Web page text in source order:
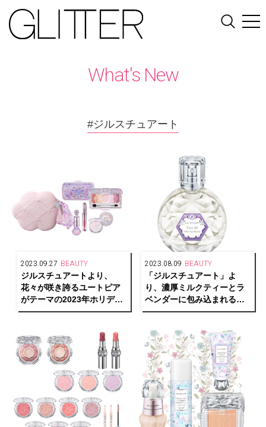
What's New
#ジルスチュアート
2023.09.27 BEAUTY
ジルスチュアートより、
花々が咲き誇るユートピア
がテーマの2023年ホリデー
コレクションを発売
2023.08.09 BEAUTY
「ジルスチュアート」よ
り、濃厚ミルクティーとラ
ベンダーに包み込まれるよ
うな至福の限定アイテムを